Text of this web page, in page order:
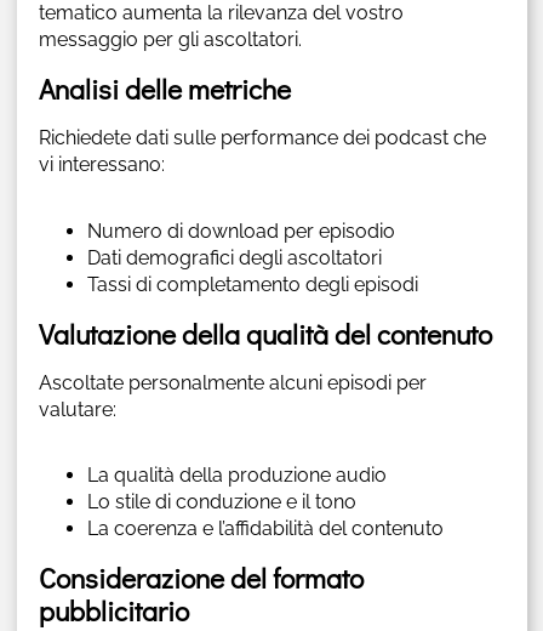
tematico aumenta la rilevanza del vostro
messaggio per gli ascoltatori.
Analisi delle metriche
Richiedete dati sulle performance dei podcast che
vi interessano:
Numero di download per episodio
Dati demografici degli ascoltatori
Tassi di completamento degli episodi
Valutazione della qualità del contenuto
Ascoltate personalmente alcuni episodi per
valutare:
La qualità della produzione audio
Lo stile di conduzione e il tono
La coerenza e l’affidabilità del contenuto
Considerazione del formato
pubblicitario